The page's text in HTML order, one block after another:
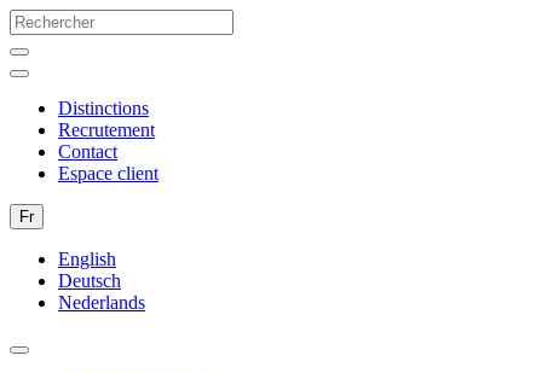
Distinctions
Recrutement
Contact
Espace client
Fr
English
Deutsch
Nederlands